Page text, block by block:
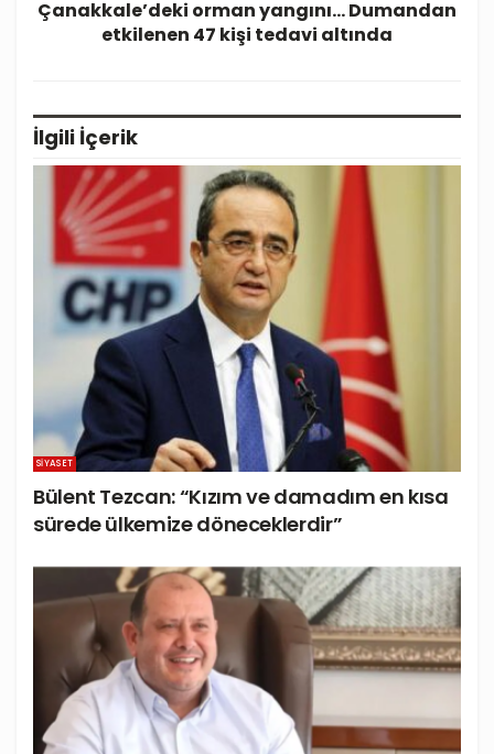
Çanakkale’deki orman yangını… Dumandan
etkilenen 47 kişi tedavi altında
İlgili İçerik
SIYASET
Bülent Tezcan: “Kızım ve damadım en kısa
sürede ülkemize döneceklerdir”